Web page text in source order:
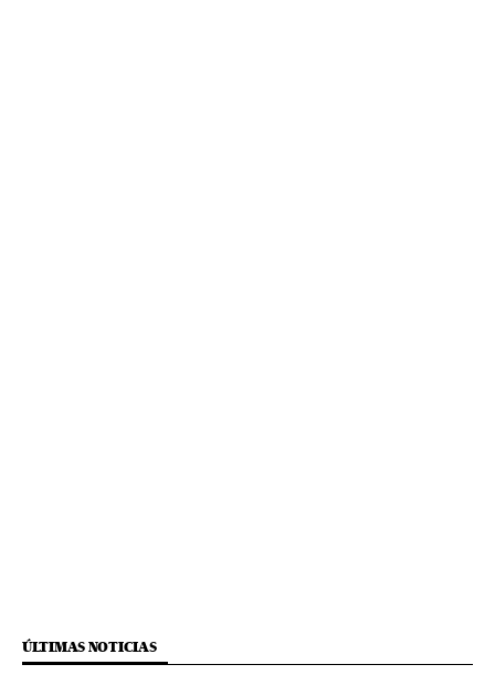
ÚLTIMAS NOTICIAS